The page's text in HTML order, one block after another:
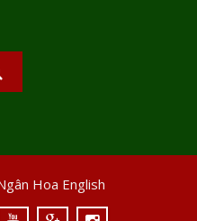
Hoa English